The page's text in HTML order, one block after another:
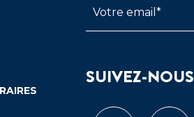
SUIVEZ-NOUS